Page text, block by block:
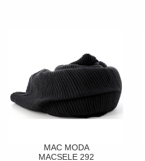
MAC MODA
MACSELE 292